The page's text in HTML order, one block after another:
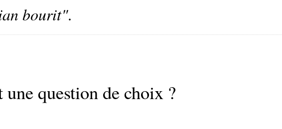
bourit".
question de choix ?